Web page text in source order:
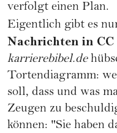
verfolgt einen Plan.
Eigentlich gibt es
Nachrichten in
karrierebibel.de
Tortendiagramm:
soll, dass und was
Zeugen zu
können: "Sie haben